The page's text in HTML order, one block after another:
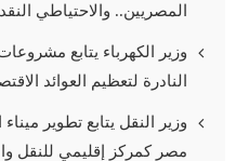
المصريين.. والاحتياطي النقدي يرتفع
وزير الكهرباء يتابع
النادرة لتعظيم العوائد
وزير النقل يتابع تطوير
مصر كمركز إقليمي للنقل